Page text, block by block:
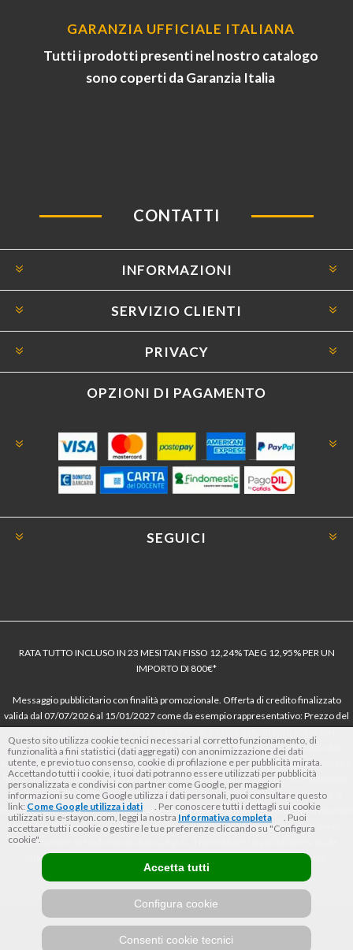
GARANZIA UFFICIALE ITALIANA
Tutti i prodotti presenti nel nostro catalogo
sono coperti da Garanzia Italia
CONTATTI
INFORMAZIONI
SERVIZIO CLIENTI
PRIVACY
OPZIONI DI PAGAMENTO
SEGUICI
RATA TUTTO INCLUSO IN 23 MESI TAN FISSO 12,24% TAEG 12,95% PER UN
IMPORTO DI 800€*
Messaggio pubblicitario con finalità promozionale. Offerta di credito finalizzato
valida dal 07/07/2026 al 15/01/2027 come da esempio rappresentativo: Prezzo del
bene € 800, Tan fisso 12,24% Taeg 12,95%, in 23 rate da € 40 costi accessori
dell’offerta azzerati. Importo totale del credito € 800. Importo totale dovuto dal
Consumatore € 920. Decorrenza media della prima rata a 90 giorni. Al fine di gestire
le tue spese in modo responsabile e di conoscere eventuali altre offerte disponibili,
Findomestic ti ricorda, prima di sottoscrivere il contratto, di prendere visione di
tutte le condizioni economiche e contrattuali, facendo riferimento alle Informazioni
Europee di Base sul Credito ai Consumatori (IEBCC) nel percorso online. Salvo
approvazione di Findomestic Banca S.p.A.. Il rivenditore (StayON) opera quale
intermediario del credito per Findomestic Banca S.p.A., non in esclusiva.
Questo sito utilizza cookie tecnici necessari al corretto funzionamento, di
funzionalità a fini statistici (dati aggregati) con anonimizzazione dei dati
utente, e previo tuo consenso, cookie di profilazione e per pubblicità mirata.
Accettando tutti i cookie, i tuoi dati potranno essere utilizzati per pubblicità
personalizzata e condivisi con partner come Google, per maggiori
informazioni su come Google utilizza i dati personali, puoi consultare questo
link: Come Google utilizza i dati
. Per conoscere tutti i dettagli sui cookie
utilizzati su e-stayon.com, leggi la nostra Informativa completa
. Puoi
accettare tutti i cookie o gestire le tue preferenze cliccando su "Configura
cookie".
Consenti cookie tecnici
Configura cookie
Accetta tutti